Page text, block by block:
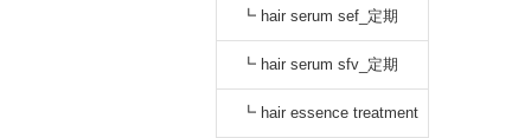
┗ hair serum sef_定期
┗ hair serum sfv_定期
┗ hair essence treatment